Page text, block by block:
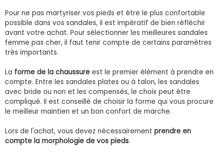
Pour ne pas martyriser vos pieds et être le plus confortable
possible dans vos sandales, il est impératif de bien réfléchir
avant votre achat. Pour sélectionner les meilleures sandales
femme pas cher, il faut tenir compte de certains paramètres
très importants.
La forme de la chaussure est le premier élément à prendre en
compte. Entre les sandales plates ou à talon, les sandales
avec bride ou non et les compensés, le choix peut être
compliqué. Il est conseillé de choisir la forme qui vous procure
le meilleur maintien et un bon confort de marche.
Lors de l'achat, vous devez nécessairement prendre en
compte la morphologie de vos pieds.